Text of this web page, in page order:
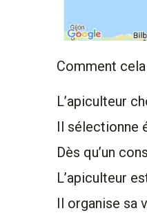
Comment
L’apiculteur
Il
Dès qu’un
L’apiculteur
Il organise